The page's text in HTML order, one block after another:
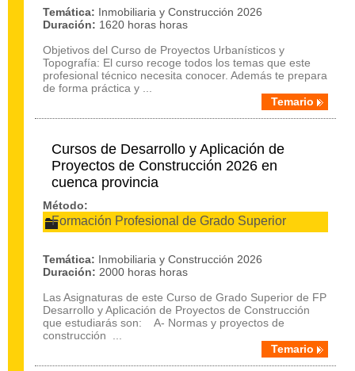
Temática: Inmobiliaria y Construcción 2026
Duración: 1620 horas horas
Objetivos del Curso de Proyectos Urbanísticos y
Topografía: El curso recoge todos los temas que este
profesional técnico necesita conocer. Además te prepara
de forma práctica y ...
Temario
Cursos de Desarrollo y Aplicación de
Proyectos de Construcción 2026 en
cuenca provincia
Método:
Formación Profesional de Grado Superior
Temática: Inmobiliaria y Construcción 2026
Duración: 2000 horas horas
Las Asignaturas de este Curso de Grado Superior de FP
Desarrollo y Aplicación de Proyectos de Construcción
que estudiarás son: A- Normas y proyectos de
construcción ...
Temario